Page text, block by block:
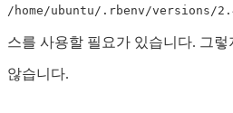
/home/ubuntu/.rbenv/versions/
스를 사용할 필요가 있습니다. 그렇
않습니다.